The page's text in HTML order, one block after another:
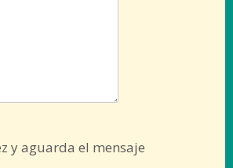
y aguarda el mensaje